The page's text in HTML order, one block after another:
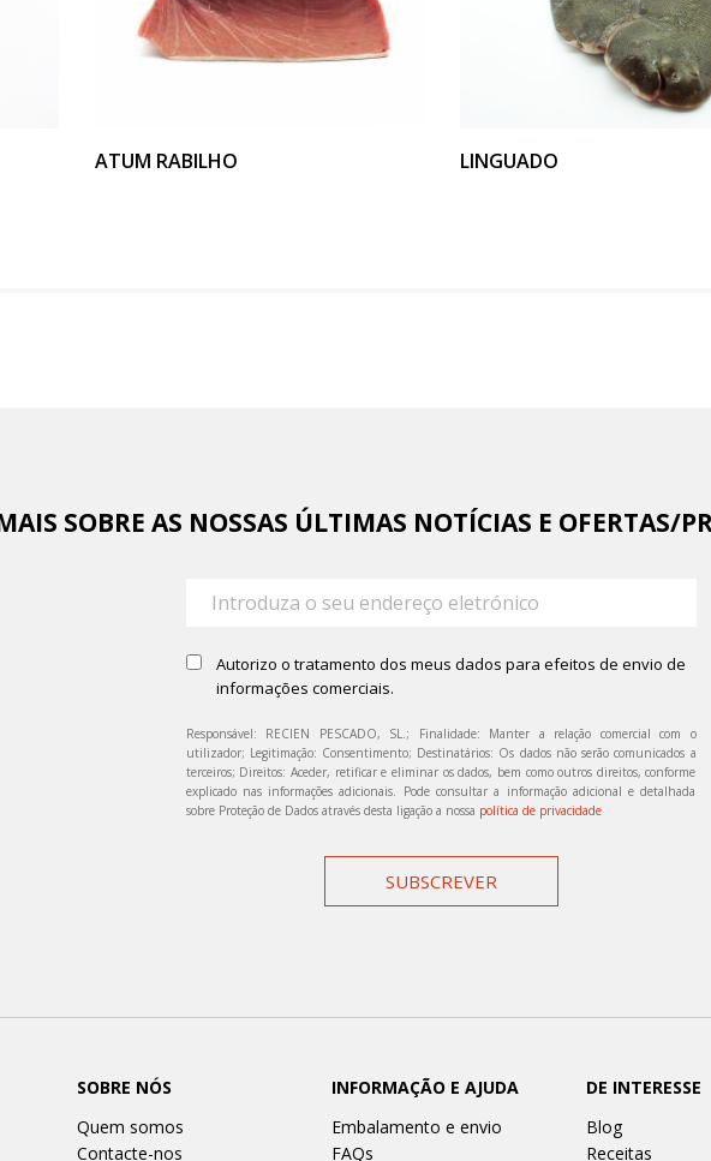
VER PRODUTO
ATUM RABILHO VER PRODUTO
LINGUADO
SOBRE AS NOSSAS ÚLTIMAS NOTÍCIAS E OFERTAS/
Autorizo o tratamento dos meus dados para efeitos de envio de
informações comerciais.
Responsável: RECIEN PESCADO, SL.; Finalidade: Manter a relação comercial com o
utilizador; Legitimação: Consentimento; Destinatários: Os dados não serão comunicados a
terceiros; Direitos: Aceder, retificar e eliminar os dados, bem como outros direitos, conforme
explicado nas informações adicionais. Pode consultar a informação adicional e detalhada
sobre Proteção de Dados através desta ligação a nossa política de privacidade
SUBSCREVER
SOBRE NÓS
Quem somos
Contacte-nos
INFORMAÇÃO E AJUDA
Embalamento e envio
FAQs
DE INTERESSE
Blog
Receitas